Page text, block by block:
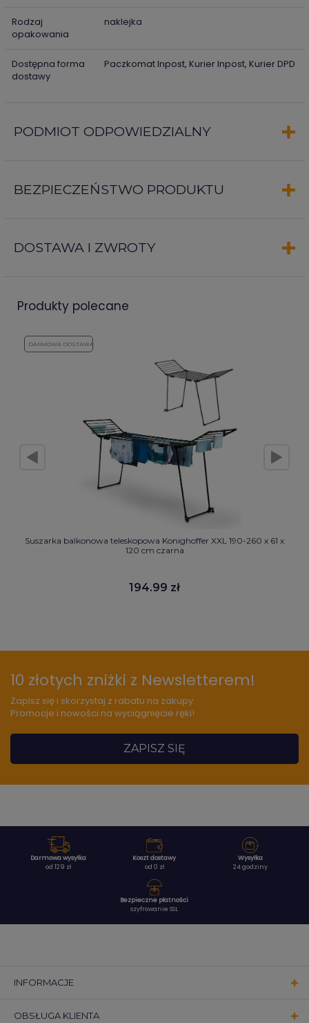
Rodzaj
opakowania
naklejka
Dostępna forma
dostawy
Paczkomat Inpost, Kurier Inpost, Kurier DPD
PODMIOT ODPOWIEDZIALNY
BEZPIECZEŃSTWO PRODUKTU
DOSTAWA I ZWROTY
produkty polecane
DARMOWA DOSTAWA
Suszarka balkonowa teleskopowa Konighoffer XXL 190-260 x 61 x
120 cm czarna
194.99 zł
10 złotych zniżki z Newsletterem!
Zapisz się i skorzystaj z rabatu na zakupy.
Promocje i nowości na wyciągnięcie ręki!
ZAPISZ SIĘ
Darmowa wysyłka
od 129 zł
Koszt dostawy
od 0 zł
Wysyłka
24 godziny
Bezpieczne płatności
szyfrowanie SSL
INFORMACJE
OBSŁUGA KLIENTA